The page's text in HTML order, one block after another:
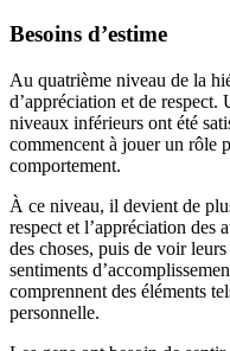
Besoins d’estime
Au quatrième niveau de la
d’appréciation et de respect.
niveaux inférieurs ont été
commencent à jouer un rôle
comportement.
À ce niveau, il devient de
respect et l’appréciation des
des choses, puis de voir
sentiments
comprennent des éléments
personnelle.